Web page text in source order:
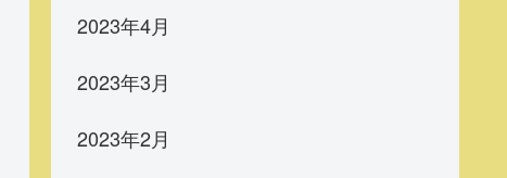
2023年4月
2023年3月
2023年2月